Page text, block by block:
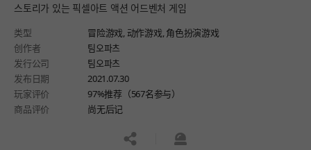
스토리가 있는 픽셀아트 액션 어드벤처 게임
类型 冒险游戏, 动作游戏, 角色扮演游戏
创作者
팀오파츠
发行公司
팀오파츠
发布日期
2021.07.30
玩家评价
97%推荐（567名参与）
商品评价
尚无后记
공유하기신고하기